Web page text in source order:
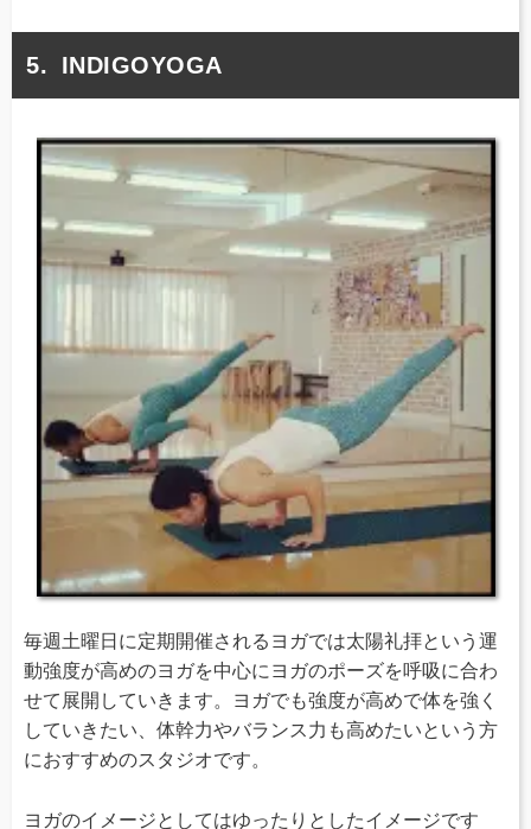
INDIGOYOGA
毎週土曜日に定期開催されるヨガでは太陽礼拝という運
動強度が高めのヨガを中心にヨガのポーズを呼吸に合わ
せて展開していきます。ヨガでも強度が高めで体を強く
していきたい、体幹力やバランス力も高めたいという方
におすすめのスタジオです。
ヨガのイメージとしてはゆったりとしたイメージです